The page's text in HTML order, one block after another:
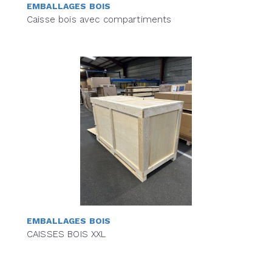
EMBALLAGES BOIS
Caisse bois avec compartiments
EMBALLAGES BOIS
CAISSES BOIS XXL